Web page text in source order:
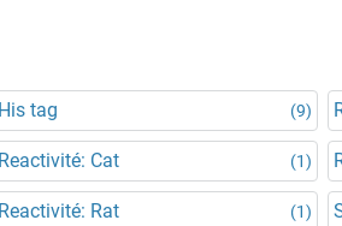
His tag (9)
Reactivité: Cat (1)
Reactivité: Rat (1)